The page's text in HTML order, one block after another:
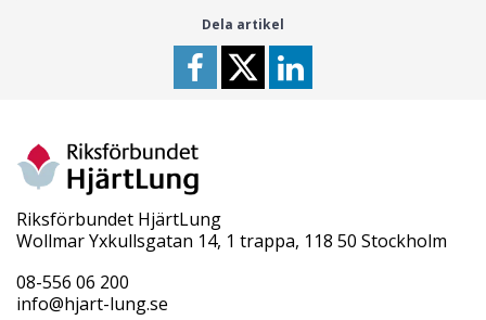
Dela artikel
Riksförbundet HjärtLung
Wollmar Yxkullsgatan 14, 1 trappa, 118 50 Stockholm
08-556 06 200
info@hjart-lung.se